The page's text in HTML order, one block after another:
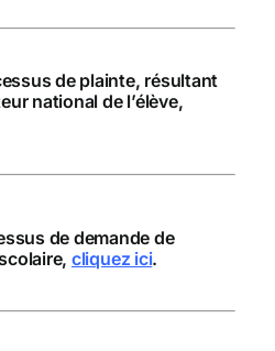
de plainte, résultant
national de l’élève,
de demande de
cliquez ici.